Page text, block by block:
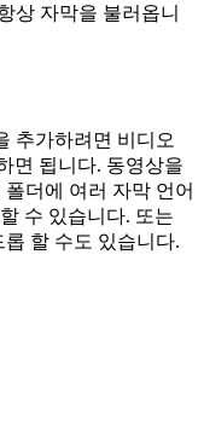
상 자막을 불러옵니
추가하려면 비디오
면 됩니다. 동영상을
더에 여러 자막 언어
수 있습니다. 또는
롭 할 수도 있습니다.